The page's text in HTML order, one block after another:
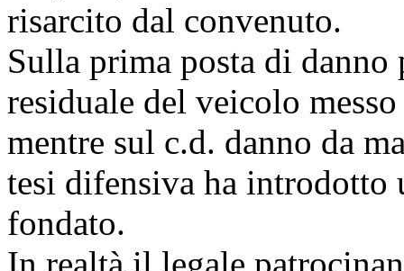
risarcito dal convenuto.
Sulla prima posta di
residuale del veicolo
mentre sul c.d. danno da
tesi difensiva ha introdotto
fondato.